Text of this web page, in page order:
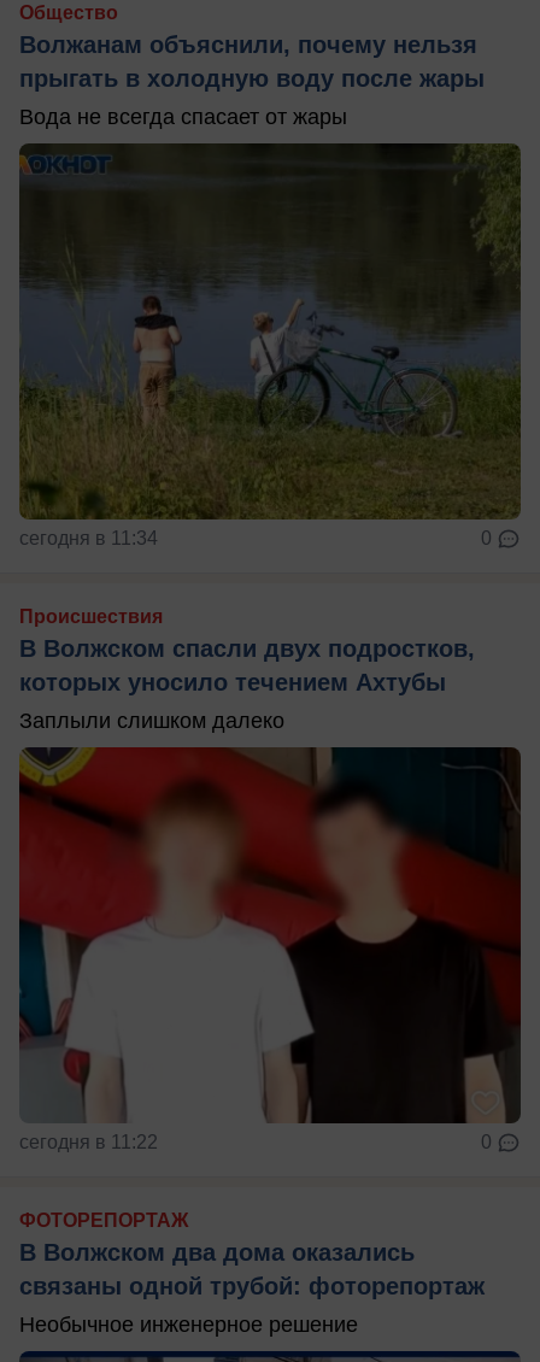
Общество
Волжанам объяснили, почему нельзя
прыгать в холодную воду после жары
Вода не всегда спасает от жары
сегодня в 11:34 0
Происшествия
В Волжском спасли двух подростков,
которых уносило течением Ахтубы
Заплыли слишком далеко
сегодня в 11:22 0
ФОТОРЕПОРТАЖ
В Волжском два дома оказались
связаны одной трубой: фоторепортаж
Необычное инженерное решение